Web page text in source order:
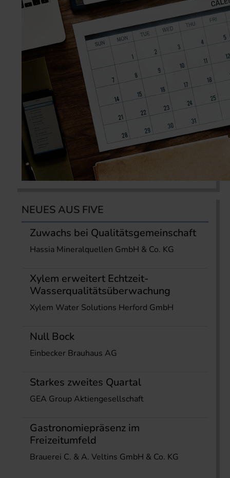
NEUES AUS FIVE
Zuwachs bei Qualitätsgemeinschaft
Hassia Mineralquellen GmbH & Co. KG
Xylem erweitert Echtzeit-
Wasserqualitätsüberwachung
Xylem Water Solutions Herford GmbH
Null Bock
Einbecker Brauhaus AG
Starkes zweites Quartal
GEA Group Aktiengesellschaft
Gastronomiepräsenz im
Freizeitumfeld
Brauerei C. & A. Veltins GmbH & Co. KG